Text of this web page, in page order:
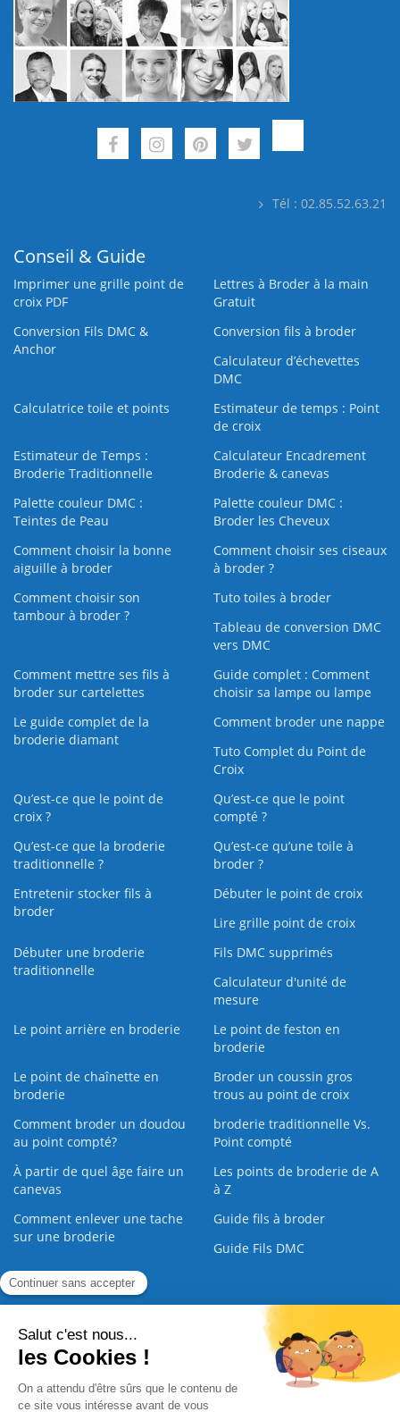
Tél : 02.85.52.63.21
Conseil & Guide
Imprimer une grille point de
croix PDF
Lettres à Broder à la main
Gratuit
Conversion Fils DMC &
Anchor
Conversion fils à broder
Calculateur d’échevettes
DMC
Calculatrice toile et points
Estimateur de temps : Point
de croix
Estimateur de Temps :
Broderie Traditionnelle
Calculateur Encadrement
Broderie & canevas
Palette couleur DMC :
Teintes de Peau
Palette couleur DMC :
Broder les Cheveux
Comment choisir la bonne
aiguille à broder
Comment choisir ses ciseaux
à broder ?
Comment choisir son
tambour à broder ?
Tuto toiles à broder
Tableau de conversion DMC
vers DMC
Comment mettre ses fils à
broder sur cartelettes
Guide complet : Comment
choisir sa lampe ou lampe
Le guide complet de la
broderie diamant
Comment broder une nappe
Tuto Complet du Point de
Croix
Qu’est-ce que le point de
croix ?
Qu’est-ce que le point
compté ?
Qu’est-ce que la broderie
traditionnelle ?
Qu’est‑ce qu’une toile à
broder ?
Entretenir stocker fils à
broder
Débuter le point de croix
Lire grille point de croix
Débuter une broderie
traditionnelle
Fils DMC supprimés
Calculateur d'unité de
mesure
Le point arrière en broderie
Le point de feston en
broderie
Le point de chaînette en
broderie
Broder un coussin gros
trous au point de croix
Comment broder un doudou
au point compté?
broderie traditionnelle Vs.
Point compté
À partir de quel âge faire un
canevas
Les points de broderie de A
à Z
Comment enlever une tache
sur une broderie
Guide fils à broder
Guide Fils DMC
Guide de la Broderie
Nous contacter |
Paiement sécurisé